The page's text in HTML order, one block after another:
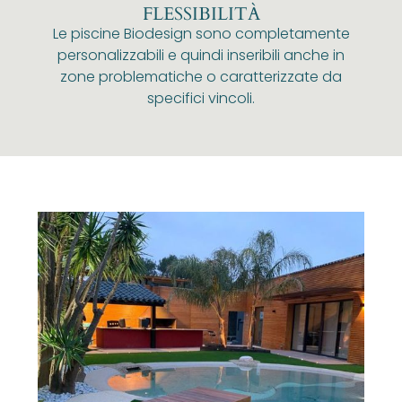
FLESSIBILITÀ
Le piscine Biodesign sono completamente
personalizzabili e quindi inseribili anche in
zone problematiche o caratterizzate da
specifici vincoli.